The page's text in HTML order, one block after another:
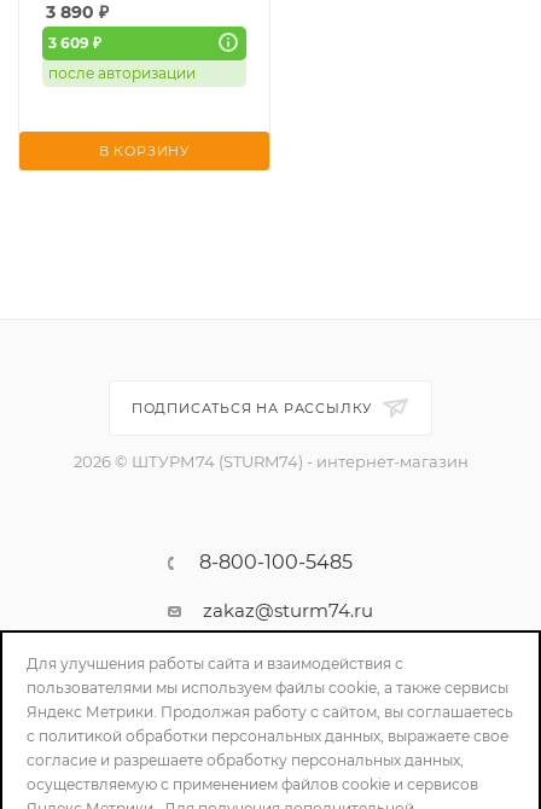
3 890 ₽
3 609 ₽
после авторизации
В КОРЗИНУ
ПОДПИСАТЬСЯ НА РАССЫЛКУ
2026 © ШТУРМ74 (STURM74) - интернет-магазин
8-800-100-5485
zakaz@sturm74.ru
г. Челябинск, ул. Стартовая 34/1
Для улучшения работы сайта и взаимодействия с
пользователями мы используем файлы cookie, а также сервисы
Яндекс Метрики. Продолжая работу с сайтом, вы соглашаетесь
с политикой обработки персональных данных, выражаете свое
согласие и разрешаете обработку персональных данных,
осуществляемую с применением файлов cookie и сервисов